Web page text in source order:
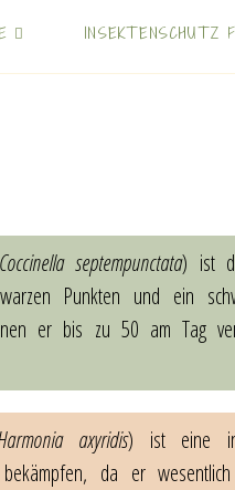
INSEKTENSCHUTZ
septempunctata) ist
Punkten und ein
er bis zu 50 am Tag
axyridis) ist eine
da er